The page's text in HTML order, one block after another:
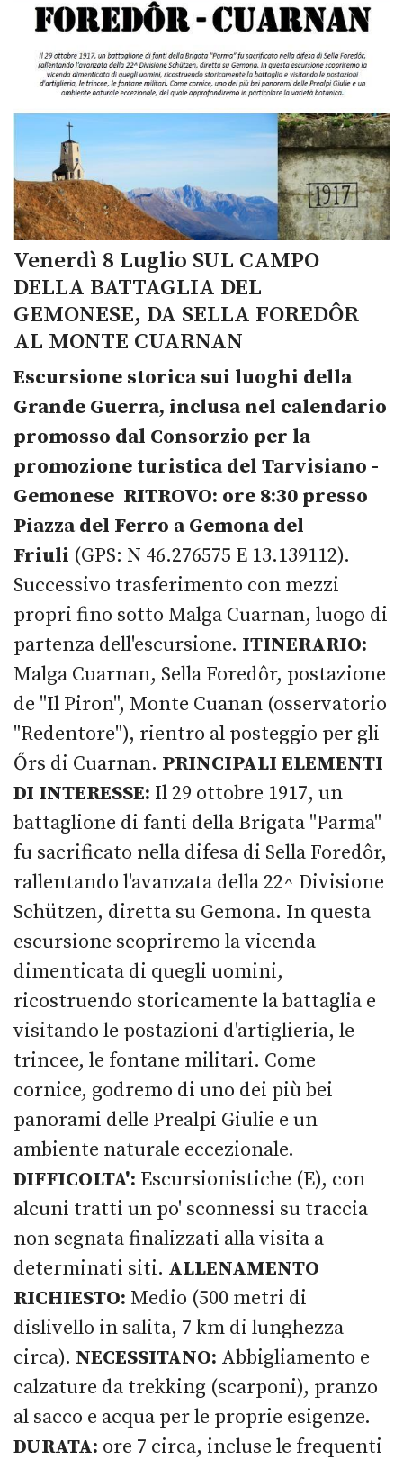
Venerdì 8 Luglio SUL CAMPO
DELLA BATTAGLIA DEL
GEMONESE, DA SELLA FOREDÔR
AL MONTE CUARNAN
Escursione storica sui luoghi della
Grande Guerra, inclusa nel calendario
promosso dal Consorzio per la
promozione turistica del Tarvisiano -
Gemonese RITROVO: ore 8:30 presso
Piazza del Ferro a Gemona del
Friuli (GPS: N 46.276575 E 13.139112).
Successivo trasferimento con mezzi
propri fino sotto Malga Cuarnan, luogo di
partenza dell'escursione. ITINERARIO:
Malga Cuarnan, Sella Foredôr, postazione
de "Il Piron", Monte Cuanan (osservatorio
"Redentore"), rientro al posteggio per gli
Őrs di Cuarnan. PRINCIPALI ELEMENTI
DI INTERESSE: Il 29 ottobre 1917, un
battaglione di fanti della Brigata "Parma"
fu sacrificato nella difesa di Sella Foredôr,
rallentando l'avanzata della 22^ Divisione
Schützen, diretta su Gemona. In questa
escursione scopriremo la vicenda
dimenticata di quegli uomini,
ricostruendo storicamente la battaglia e
visitando le postazioni d'artiglieria, le
trincee, le fontane militari. Come
cornice, godremo di uno dei più bei
panorami delle Prealpi Giulie e un
ambiente naturale eccezionale.
DIFFICOLTA': Escursionistiche (E), con
alcuni tratti un po' sconnessi su traccia
non segnata finalizzati alla visita a
determinati siti. ALLENAMENTO
RICHIESTO: Medio (500 metri di
dislivello in salita, 7 km di lunghezza
circa). NECESSITANO: Abbigliamento e
calzature da trekking (scarponi), pranzo
al sacco e acqua per le proprie esigenze.
DURATA: ore 7 circa, incluse le frequenti